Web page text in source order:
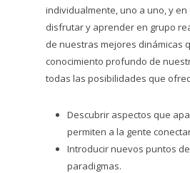
individualmente, uno a uno, y
disfrutar y aprender en grupo
de nuestras mejores dinámicas
conocimiento profundo de
todas las posibilidades que
Descubrir aspectos que
permiten a la gente
Introducir nuevos puntos
paradigmas.